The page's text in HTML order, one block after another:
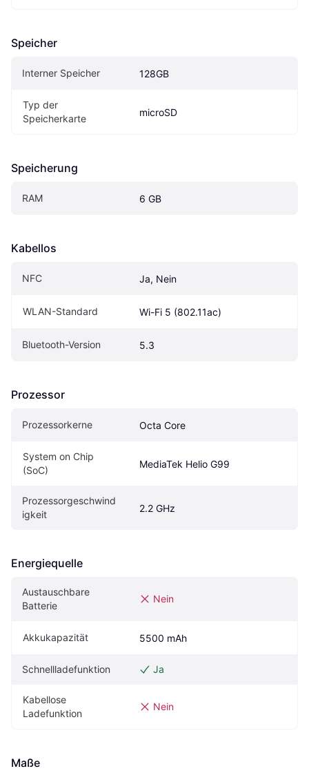
Speicher
Interner Speicher 128GB
Typ der
Speicherkarte
microSD
Speicherung
RAM 6 GB
Kabellos
NFC Ja, Nein
WLAN-Standard Wi-Fi 5 (802.11ac)
Bluetooth-Version 5.3
Prozessor
Prozessorkerne Octa Core
System on Chip
(SoC)
MediaTek Helio G99
Prozessorgeschwind
igkeit
2.2 GHz
Energiequelle
Austauschbare
Batterie
Nein
Akkukapazität 5500 mAh
Schnellladefunktion Ja
Kabellose
Ladefunktion
Nein
Maße